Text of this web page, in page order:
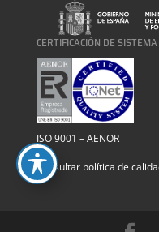
CERTIFICACIÓN DE
ISO 9001 – AENOR
Consultar política de